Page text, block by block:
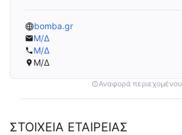
bomba.gr
Μ/Δ
Μ/Δ
Μ/Δ
Αναφορά περιεχομένου
ΣΤΟΙΧΕΙΑ ΕΤΑΙΡΕΙΑΣ